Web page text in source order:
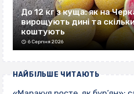
До 12 кг з куща: як на
вирощують дині та
коштують
6 Серпня 2026
НАЙБІЛЬШЕ ЧИТАЮТЬ